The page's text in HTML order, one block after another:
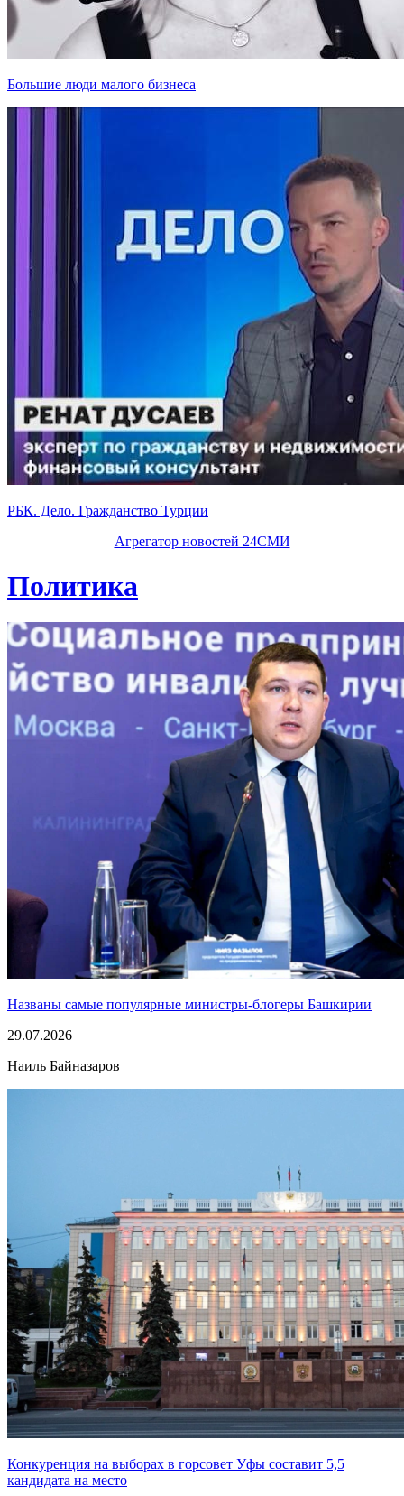
Большие люди малого бизнеса
РБК. Дело. Гражданство Турции
Агрегатор новостей 24СМИ
Политика
Названы самые популярные министры-блогеры Башкирии
29.07.2026
Наиль Байназаров
Конкуренция на выборах в горсовет Уфы составит 5,5
кандидата на место